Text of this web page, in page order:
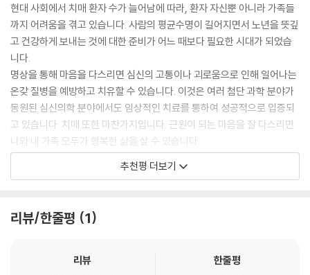
·게임별로 추가활동이 있어 하나의 게임에서도 다채로운 활동을 하며 더욱
재밌고 알차게 즐길 수 있습니다.
·언어능력, 지각력, 수리능력 등 새로운 두뇌영역에 자극을 주어 다방면의
인지능력을 고루 발달시킬 수 있도록 하였습니다.
·심화된 문제를 통해 다양한 난이도의 훈련을 할 수 있습니다.
·문제마다 문제를 푸는 데 걸린 시간을 기록할 수 있어, 집중력과 성취감을
높이고 자신의 실력을 체계적으로 발전시킬 수 있습니다.
효과 두 배 힐링명상으로 두뇌휴식
·두뇌훈련(게임)을 한 후에 두뇌휴식(명상)을 함으로써, 두뇌 기능의 회복
·명상은 인지기능과 감정조절 기능, 면역기능 등을 증강시켜 치매 및 두뇌
도 쉽게 따라할 수 있도록 하였습니다.
현대 사회에서 치매 환자 수가 늘어남에 따라, 환자 자신뿐 아니라 가족들
까지 어려움을 겪고 있습니다. 사람의 평균수명이 길어지면서 노년을 뜻깊
고 건강하게 보내는 것에 대한 준비가 어느 때보다 필요한 시대가 되었습
니다.
명상을 통해 마음을 다스리면 심신의 고통이나 괴로움으로 인해 일어나는
온갖 질병을 예방하고 치유할 수 있습니다. 이것은 여러 첨단 과학 분야가
동원된 심신의학 분야에서도 임상적인 치료를 통하여 성공적으로 입증되
고 있습니다. 치매 또한 마찬가지입니다. 근원이 되는 마음을 잘 다스리면
나와 내 가족 모두가 행복한 삶을 살 수 있습니다.
이 책은 재밌는 두뇌 게임을 통해 집중력을 기르고, 잡념을 쉬게 하며, 게임
후에 명상을 함으로써 심신의 휴식과 치유 효과를 극대화합니다. 이는 치
이 책이 많은 이들에게 심신의 고통과 부자유에서 벗어나 행복을 영위하는
- 농선 대원 선사(弄禪 大圓 禪師)
추천평 더보기
리뷰/한줄평 1
리뷰
한줄평